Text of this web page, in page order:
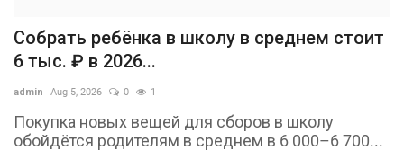
Собрать ребёнка в школу в среднем стоит
6 тыс. ₽ в 2026...
admin Aug 5, 2026 0 1
Покупка новых вещей для сборов в школу
обойдётся родителям в среднем в 6 000–6 700...